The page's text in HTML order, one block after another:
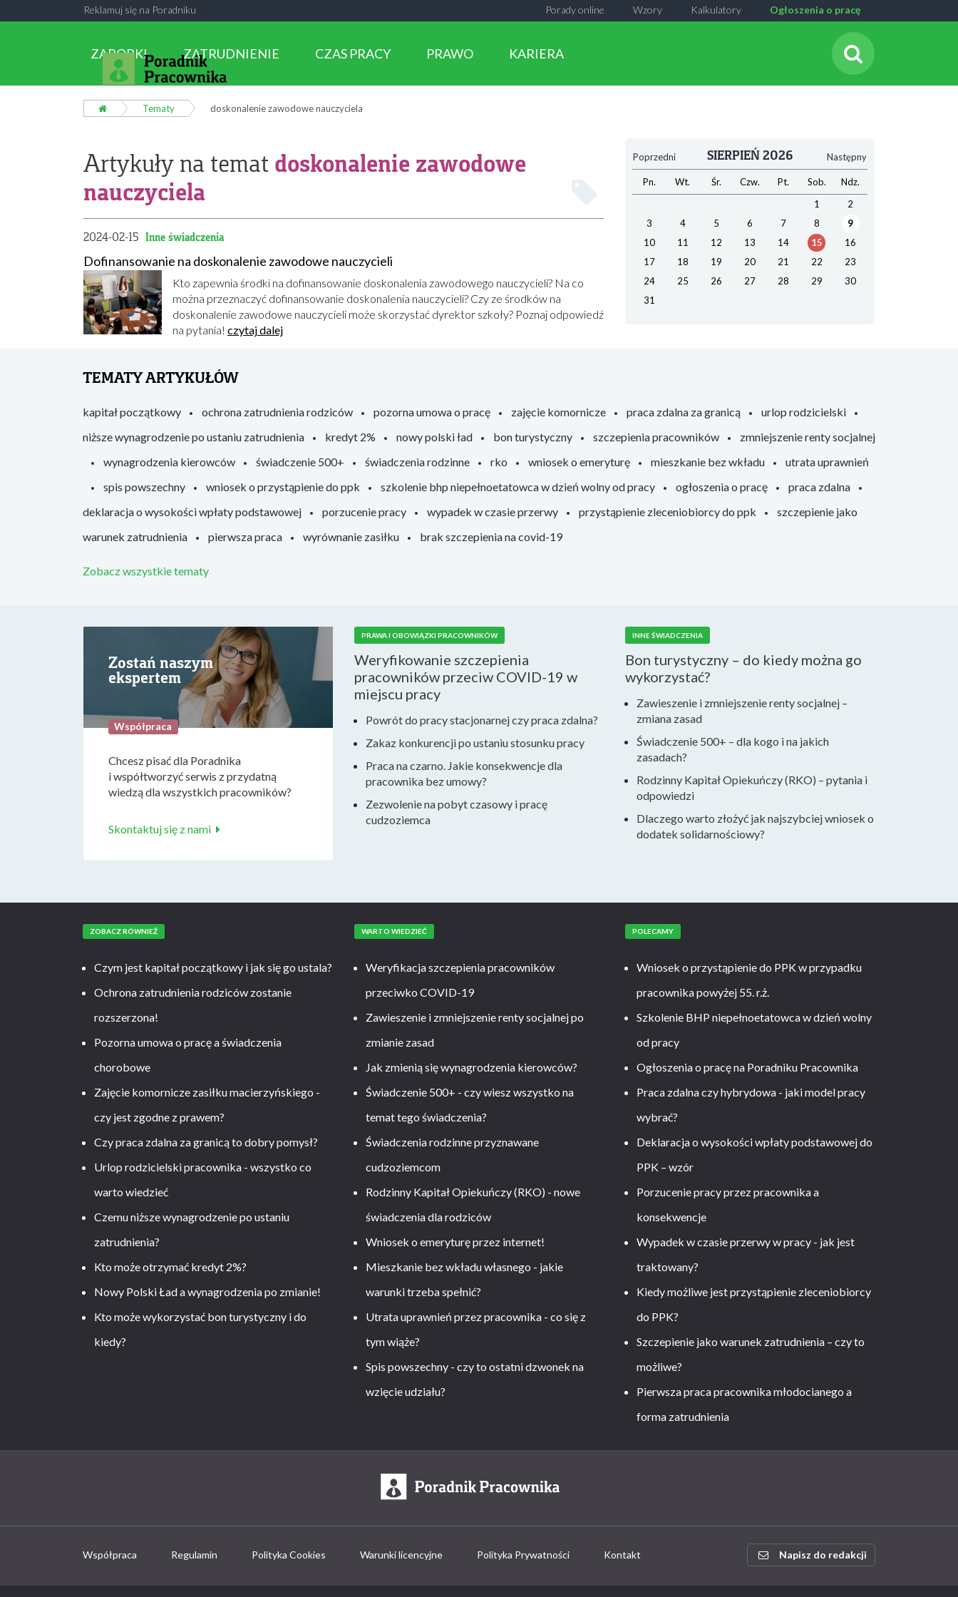
Reklamuj się na Poradniku Ogłoszenia o pracę
Kalkulatory
Wzory
Porady online
ZAROBKI ZATRUDNIENIE CZAS PRACY PRAWO KARIERA
Tematy doskonalenie zawodowe nauczyciela
Artykuły na temat doskonalenie zawodowe
nauczyciela
2024-02-15 Inne świadczenia
Dofinansowanie na doskonalenie zawodowe nauczycieli
Kto zapewnia środki na dofinansowanie doskonalenia zawodowego nauczycieli? Na co
można przeznaczyć dofinansowanie doskonalenia nauczycieli? Czy ze środków na
doskonalenie zawodowe nauczycieli może skorzystać dyrektor szkoły? Poznaj odpowiedź
na pytania! czytaj dalej
Poprzedni Następny
SIERPIEŃ 2026
Pn. Wt. Śr. Czw. Pt. Sob.
Ndz.
1
2
3
4 5 6 7 8
9
10
11 12 13 14 15
16
17
18 19 20 21 22
23
24
25 26 27 28 29
30
31
TEMATY ARTYKUŁÓW
kapitał początkowy ochrona zatrudnienia rodziców pozorna umowa o pracę zajęcie komornicze praca zdalna za granicą
urlop rodzicielski
niższe wynagrodzenie po ustaniu zatrudnienia
kredyt 2% nowy polski ład bon turystyczny szczepienia pracowników
zmniejszenie renty socjalnej
wynagrodzenia kierowców
świadczenie 500+ świadczenia rodzinne rko wniosek o emeryturę mieszkanie bez wkładu
utrata uprawnień
spis powszechny
wniosek o przystąpienie do ppk szkolenie bhp niepełnoetatowca w dzień wolny od pracy ogłoszenia o pracę
praca zdalna
deklaracja o wysokości wpłaty podstawowej
porzucenie pracy wypadek w czasie przerwy przystąpienie zleceniobiorcy do ppk
szczepienie jako
warunek zatrudnienia
pierwsza praca wyrównanie zasiłku brak szczepienia na covid-19
Zobacz wszystkie tematy
Zostań naszym
ekspertem
Współpraca
Chcesz pisać dla Poradnika
i współtworzyć serwis z przydatną
wiedzą dla wszystkich pracowników?
Skontaktuj się z nami
PRAWA I OBOWIĄZKI PRACOWNIKÓW
Weryfikowanie szczepienia
pracowników przeciw COVID-19 w
miejscu pracy
Powrót do pracy stacjonarnej czy praca zdalna?
Zakaz konkurencji po ustaniu stosunku pracy
Praca na czarno. Jakie konsekwencje dla
pracownika bez umowy?
Zezwolenie na pobyt czasowy i pracę
cudzoziemca
INNE ŚWIADCZENIA
Bon turystyczny – do kiedy można go
wykorzystać?
Zawieszenie i zmniejszenie renty socjalnej –
zmiana zasad
Świadczenie 500+ – dla kogo i na jakich
zasadach?
Rodzinny Kapitał Opiekuńczy (RKO) – pytania i
odpowiedzi
Dlaczego warto złożyć jak najszybciej wniosek o
dodatek solidarnościowy?
ZOBACZ RÓWNIEŻ
Czym jest kapitał początkowy i jak się go ustala?
Ochrona zatrudnienia rodziców zostanie
rozszerzona!
Pozorna umowa o pracę a świadczenia
chorobowe
Zajęcie komornicze zasiłku macierzyńskiego -
czy jest zgodne z prawem?
Czy praca zdalna za granicą to dobry pomysł?
Urlop rodzicielski pracownika - wszystko co
warto wiedzieć
Czemu niższe wynagrodzenie po ustaniu
zatrudnienia?
Kto może otrzymać kredyt 2%?
Nowy Polski Ład a wynagrodzenia po zmianie!
Kto może wykorzystać bon turystyczny i do
kiedy?
WARTO WIEDZIEĆ
Weryfikacja szczepienia pracowników
przeciwko COVID-19
Zawieszenie i zmniejszenie renty socjalnej po
zmianie zasad
Jak zmienią się wynagrodzenia kierowców?
Świadczenie 500+ - czy wiesz wszystko na
temat tego świadczenia?
Świadczenia rodzinne przyznawane
cudzoziemcom
Rodzinny Kapitał Opiekuńczy (RKO) - nowe
świadczenia dla rodziców
Wniosek o emeryturę przez internet!
Mieszkanie bez wkładu własnego - jakie
warunki trzeba spełnić?
Utrata uprawnień przez pracownika - co się z
tym wiąże?
Spis powszechny - czy to ostatni dzwonek na
wzięcie udziału?
POLECAMY
Wniosek o przystąpienie do PPK w przypadku
pracownika powyżej 55. r.ż.
Szkolenie BHP niepełnoetatowca w dzień wolny
od pracy
Ogłoszenia o pracę na Poradniku Pracownika
Praca zdalna czy hybrydowa - jaki model pracy
wybrać?
Deklaracja o wysokości wpłaty podstawowej do
PPK – wzór
Porzucenie pracy przez pracownika a
konsekwencje
Wypadek w czasie przerwy w pracy - jak jest
traktowany?
Kiedy możliwe jest przystąpienie zleceniobiorcy
do PPK?
Szczepienie jako warunek zatrudnienia – czy to
możliwe?
Pierwsza praca pracownika młodocianego a
forma zatrudnienia
Współpraca Regulamin Polityka Cookies Warunki licencyjne Polityka Prywatności Kontakt Napisz do redakcji